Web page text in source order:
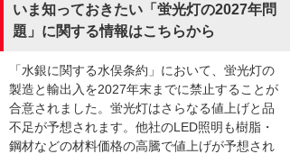
いま知っておきたい「蛍光灯の2027年問
題」に関する情報はこちらから
「水銀に関する水俣条約」において、蛍光灯の
製造と輸出入を2027年末までに禁止することが
合意されました。蛍光灯はさらなる値上げと品
不足が予想されます。他社のLED照明も樹脂・
鋼材などの材料価格の高騰で値上げが予想され